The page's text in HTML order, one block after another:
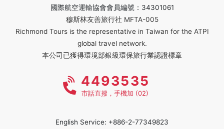
國際航空運輸協會會員編號：34301061
穆斯林友善旅行社 MFTA-005
Richmond Tours is the representative in Taiwan for the ATPI
global travel network.
本公司已獲得環境部銀級環保旅行業認證標章
4493535
市話直撥，手機加 (02)
English Service: +886-2-77349823